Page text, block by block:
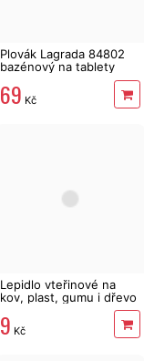
Plovák Lagrada 84802
bazénový na tablety
69 Kč
Lepidlo vteřinové na
kov, plast, gumu i dřevo
9 Kč